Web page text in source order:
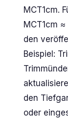
MCT1cm.
MCT1cm
den
Beispiel:
den
oder